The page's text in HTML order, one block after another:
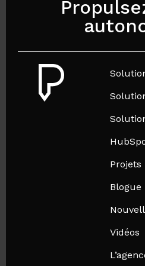
Projets
Blogue
Vidéos